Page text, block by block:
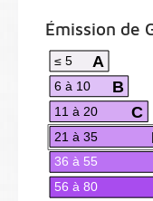
Émission de
A
≤ 5
B
6 à 10
C
11 à 20
21 à 35
36 à 55
56 à 80